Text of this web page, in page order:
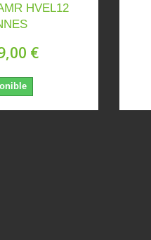
HVEL12
€